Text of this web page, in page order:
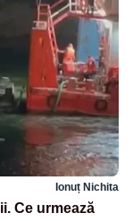
Ionuț Nichita
Ce urmează